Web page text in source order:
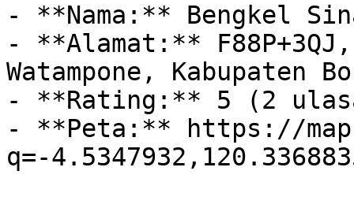
- **Nama:** Bengkel
- **Alamat:**
Watampone, Kabupaten
- **Rating:** 5 (2
- **Peta:** https://